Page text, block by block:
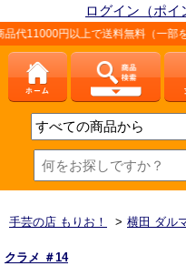
ログイン（ポイ
で送料無料（一部を除く）、ネ
手芸の店 もりお！ > 横田 ダル
クラメ ＃14